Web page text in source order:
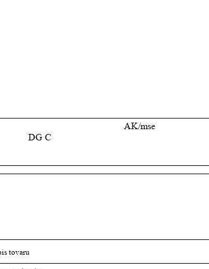
AK/mse
DG C
tovaru